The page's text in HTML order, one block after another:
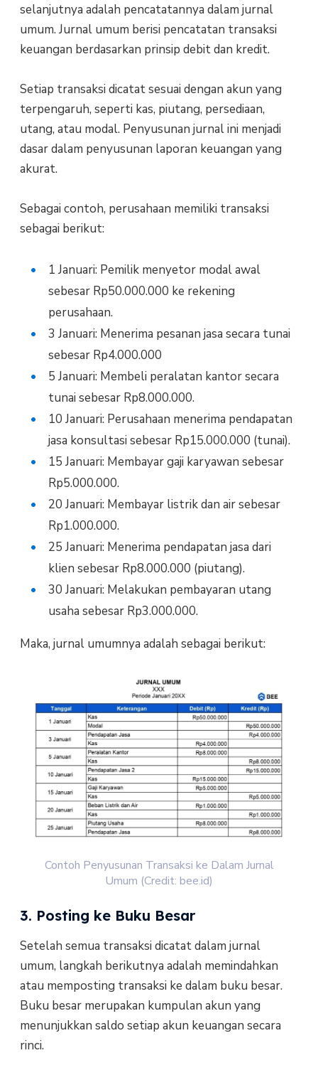
selanjutnya adalah pencatatannya dalam jurnal
umum. Jurnal umum berisi pencatatan transaksi
keuangan berdasarkan prinsip debit dan kredit.
Setiap transaksi dicatat sesuai dengan akun yang
terpengaruh, seperti kas, piutang, persediaan,
utang, atau modal. Penyusunan jurnal ini menjadi
dasar dalam penyusunan laporan keuangan yang
akurat.
Sebagai contoh, perusahaan memiliki transaksi
sebagai berikut:
1 Januari: Pemilik menyetor modal awal
sebesar Rp50.000.000 ke rekening
perusahaan.
3 Januari: Menerima pesanan jasa secara tunai
sebesar Rp4.000.000
5 Januari: Membeli peralatan kantor secara
tunai sebesar Rp8.000.000.
10 Januari: Perusahaan menerima pendapatan
jasa konsultasi sebesar Rp15.000.000 (tunai).
15 Januari: Membayar gaji karyawan sebesar
Rp5.000.000.
20 Januari: Membayar listrik dan air sebesar
Rp1.000.000.
25 Januari: Menerima pendapatan jasa dari
klien sebesar Rp8.000.000 (piutang).
30 Januari: Melakukan pembayaran utang
usaha sebesar Rp3.000.000.
Maka, jurnal umumnya adalah sebagai berikut:
Contoh Penyusunan Transaksi ke Dalam Jurnal
Umum (Credit: bee.id)
3. Posting ke Buku Besar
Setelah semua transaksi dicatat dalam jurnal
umum, langkah berikutnya adalah memindahkan
atau memposting transaksi ke dalam buku besar.
Buku besar merupakan kumpulan akun yang
menunjukkan saldo setiap akun keuangan secara
rinci.